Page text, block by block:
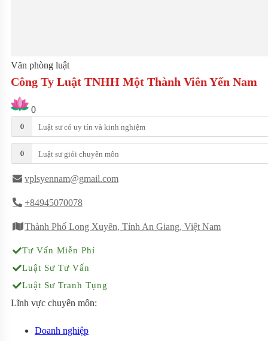
Văn phòng luật
Công Ty Luật TNHH Một Thành Viên Yến Nam
0
0 Luật sư có uy tín và kinh nghiệm
0 Luật sư giỏi chuyên môn
vplsyennam@gmail.com
+84945070078
Thành Phố Long Xuyên, Tỉnh An Giang, Việt Nam
Tư Vấn Miễn Phí
Luật Sư Tư Vấn
Luật Sư Tranh Tụng
Lĩnh vực chuyên môn:
Doanh nghiệp